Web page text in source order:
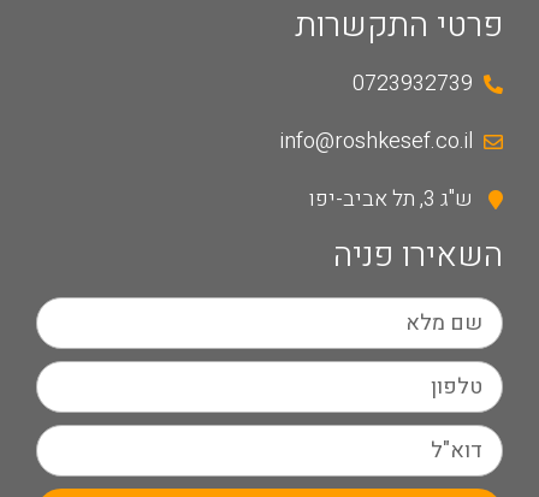
פרטי התקשרות
0723932739
info@roshkesef.co.il
ש"ג 3, תל אביב-יפו
השאירו פניה